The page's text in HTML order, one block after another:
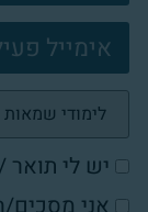
יש לי תואר